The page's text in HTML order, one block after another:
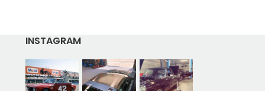
INSTAGRAM